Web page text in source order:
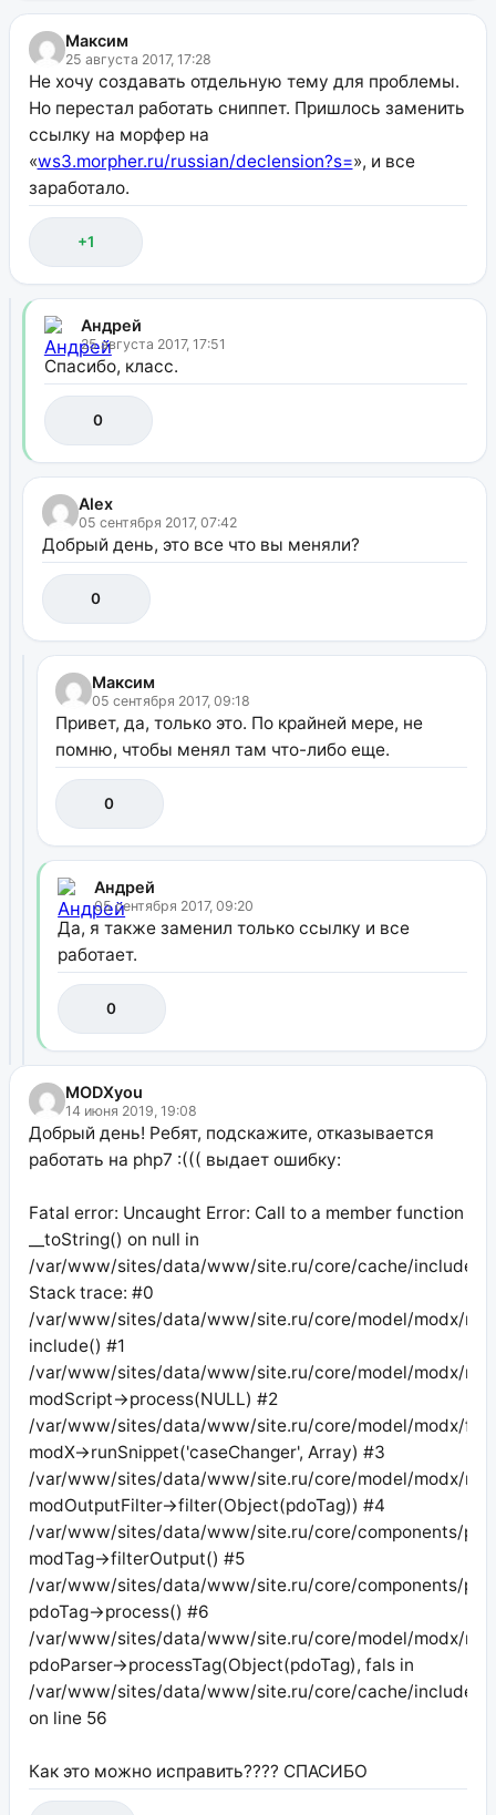
Максим
25 августа 2017, 17:28
Не хочу создавать отдельную тему для проблемы.
Но перестал работать сниппет. Пришлось заменить
ссылку на морфер на
«ws3.morpher.ru/russian/declension?s=», и все
заработало.
+1
Андрей
25 августа 2017, 17:51
Спасибо, класс.
0
Alex
05 сентября 2017, 07:42
Добрый день, это все что вы меняли?
0
Максим
05 сентября 2017, 09:18
Привет, да, только это. По крайней мере, не
помню, чтобы менял там что-либо еще.
0
Андрей
05 сентября 2017, 09:20
Да, я также заменил только ссылку и все
работает.
0
MODXyou
14 июня 2019, 19:08
Добрый день! Ребят, подскажите, отказывается
работать на php7 :((( выдает ошибку:
Fatal error: Uncaught Error: Call to a member function
__toString() on null in
/var/www/sites/data/www/site.ru/core/cache/includes/
Stack trace: #0
/var/www/sites/data/www/site.ru/core/model/modx/
include() #1
/var/www/sites/data/www/site.ru/core/model/modx/
modScript->process(NULL) #2
/var/www/sites/data/www/site.ru/core/model/modx/
modX->runSnippet('caseChanger', Array) #3
/var/www/sites/data/www/site.ru/core/model/modx/
modOutputFilter->filter(Object(pdoTag)) #4
/var/www/sites/data/www/site.ru/core/components/
modTag->filterOutput() #5
/var/www/sites/data/www/site.ru/core/components/
pdoTag->process() #6
/var/www/sites/data/www/site.ru/core/model/modx/
pdoParser->processTag(Object(pdoTag), fals in
/var/www/sites/data/www/site.ru/core/cache/includes/
on line 56
Как это можно исправить???? СПАСИБО